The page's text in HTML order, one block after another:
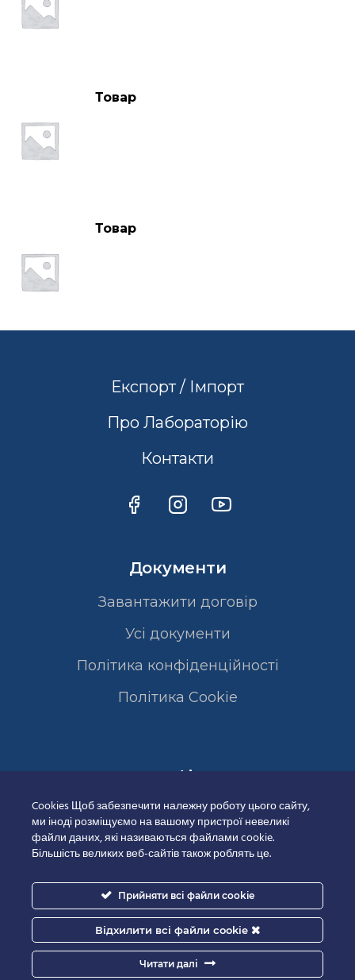
Товар
Товар
Експорт / Імпорт
Про Лабораторію
Контакти
Документи
Завантажити договір
Усі документи
Політика конфіденційності
Полiтика Cookie
Сертифікати
Cookies Щоб забезпечити належну роботу цього сайту,
ми іноді розміщуємо на вашому пристрої невеликі
файли даних, які називаються файлами cookie.
Більшість великих веб-сайтів також роблять це.
Прийняти всі файли cookie
Відхилити всі файли cookie
Читати далі